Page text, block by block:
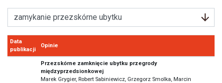
Data
publikacji
Opinie
Przezskórne zamknięcie ubytku przegrody
międzyprzedsionkowej
Marek Grygier, Robert Sabiniewicz, Grzegorz Smolka, Marcin